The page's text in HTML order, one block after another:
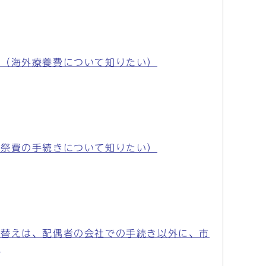
海外療養費について知りたい）
費の手続きについて知りたい）
えは、配偶者の会社での手続き以外に、市